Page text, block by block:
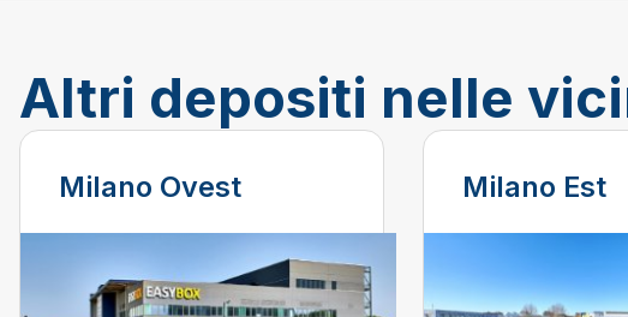
Altri depositi nelle
Milano Ovest Milano Est